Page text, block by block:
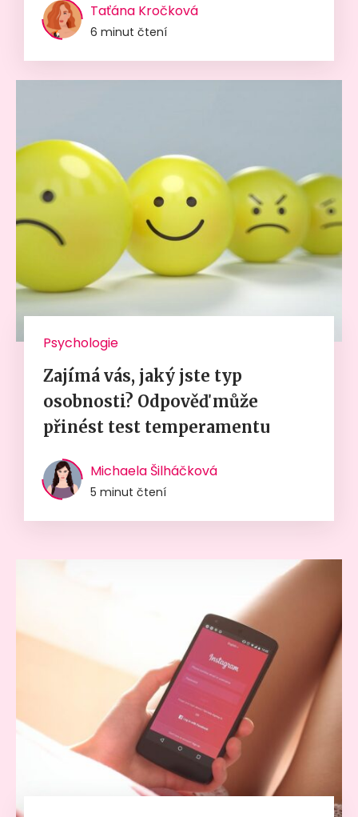
Taťána Kročková
6 minut čtení
Psychologie
Zajímá vás, jaký jste typ
osobnosti? Odpověď může
přinést test temperamentu
Michaela Šilháčková
5 minut čtení